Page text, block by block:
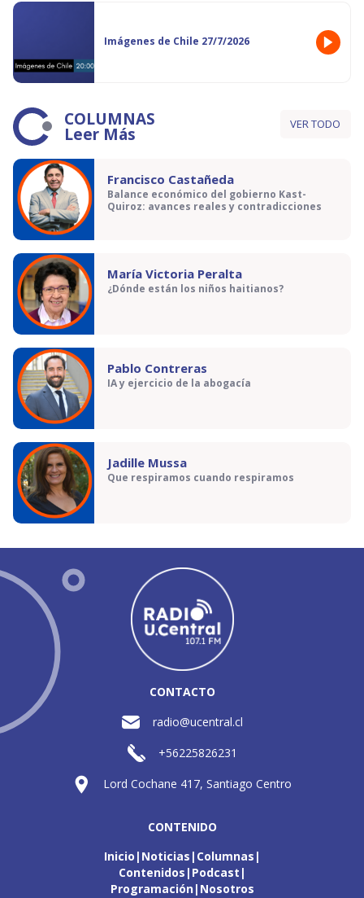
Imágenes de Chile 27/7/2026
COLUMNAS
Leer Más VER TODO
Francisco Castañeda
Balance económico del gobierno Kast-
Quiroz: avances reales y contradicciones
María Victoria Peralta
¿Dónde están los niños haitianos?
Pablo Contreras
IA y ejercicio de la abogacía
Jadille Mussa
Que respiramos cuando respiramos
CONTACTO
radio@ucentral.cl
+56225826231
Lord Cochane 417, Santiago Centro
CONTENIDO
Inicio Noticias Columnas
Contenidos Podcast
Programación Nosotros